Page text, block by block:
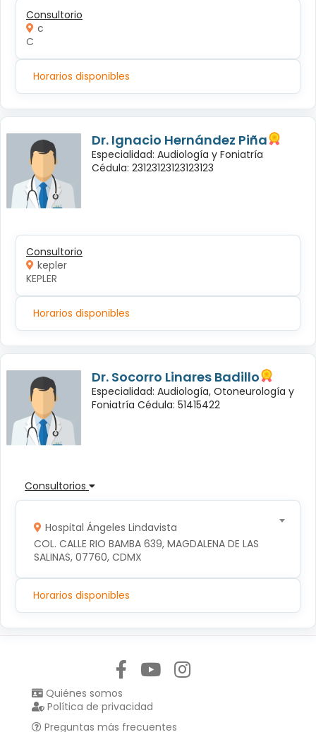
Consultorio
c
C
Horarios disponibles
Dr. Ignacio Hernández Piña
Especialidad: Audiología y Foniatría
Cédula: 23123123123123123
Consultorio
kepler
KEPLER
Horarios disponibles
Dr. Socorro Linares Badillo
Especialidad: Audiología, Otoneurología y
Foniatría Cédula: 51415422
Consultorios
Hospital Ángeles Lindavista
COL. CALLE RIO BAMBA 639, MAGDALENA DE LAS
SALINAS, 07760, CDMX
Horarios disponibles
Quiénes somos
Política de privacidad
Preguntas más frecuentes